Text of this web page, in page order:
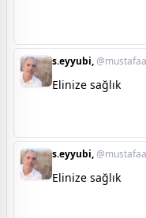
s.eyyubi,
Elinize sağlık
s.eyyubi,
Elinize sağlık